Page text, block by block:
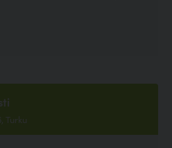
Turku